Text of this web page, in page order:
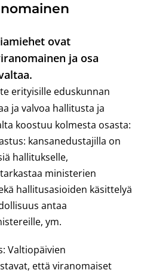
ovat
ja osa
erityisille eduskunnan
ja valvoa hallitusta ja
koostuu kolmesta osasta:
kansanedustajilla on
hallitukselle,
ministerien
hallitusasioiden käsittelyä
antaa
ym.
Valtiopäivien
että viranomaiset